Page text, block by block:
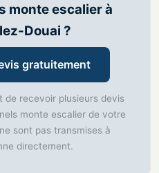
monte escalier à
Douai ?
gratuitement
de recevoir plusieurs devis
monte escalier de votre
sont pas transmises à
directement.